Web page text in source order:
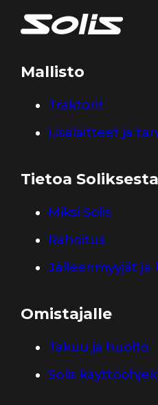
Mallisto
Traktorit
Lisälaitteet ja
Tietoa Soliksesta
Miksi Solis
Rahoitus
Jälleenmyyjät
Omistajalle
Takuu ja huolto
Solis